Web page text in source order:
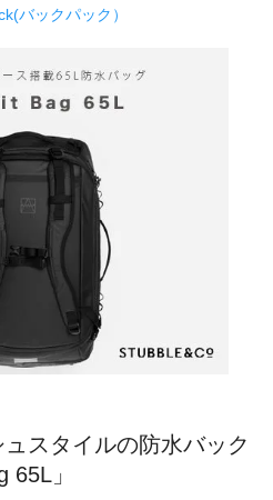
バックパック）
スタイルの防水バック
65L」